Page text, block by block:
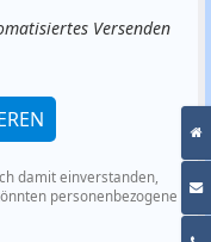
Versenden
damit einverstanden,
personenbezogene